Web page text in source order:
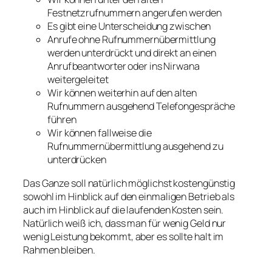
Festnetzrufnummern angerufen werden
Es gibt eine Unterscheidung zwischen
Anrufe ohne Rufnummernübermittlung
werden unterdrückt und direkt an einen
Anrufbeantworter oder ins Nirwana
weitergeleitet
Wir können weiterhin auf den alten
Rufnummern ausgehend Telefongespräche
führen
Wir können fallweise die
Rufnummernübermittlung ausgehend zu
unterdrücken
Das Ganze soll natürlich möglichst kostengünstig
sowohl im Hinblick auf den einmaligen Betrieb als
auch im Hinblick auf die laufenden Kosten sein.
Natürlich weiß ich, dass man für wenig Geld nur
wenig Leistung bekommt, aber es sollte halt im
Rahmen bleiben.